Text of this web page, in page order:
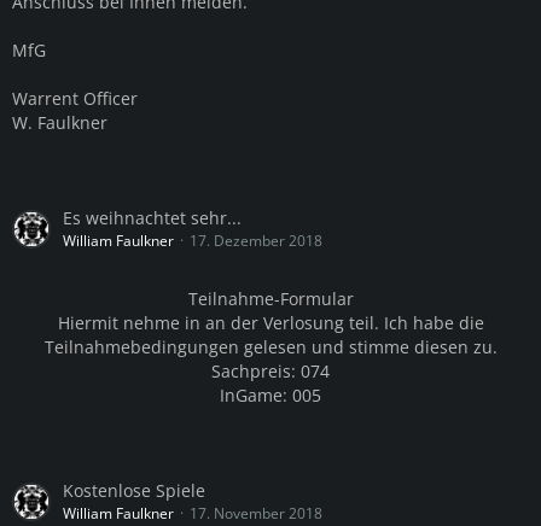
MfG
Warrent Officer
W. Faulkner
Es weihnachtet sehr...
William Faulkner 17. Dezember 2018
Teilnahme-Formular
Hiermit nehme in an der Verlosung teil. Ich habe die
Teilnahmebedingungen gelesen und stimme diesen zu.
Sachpreis: 074
InGame: 005
Kostenlose Spiele
William Faulkner 17. November 2018